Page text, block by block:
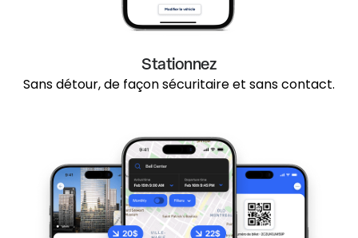
Stationnez
Sans détour, de façon sécuritaire et sans contact.